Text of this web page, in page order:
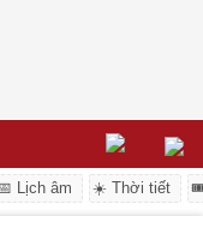
Lịch âm ☀️ Thời tiết